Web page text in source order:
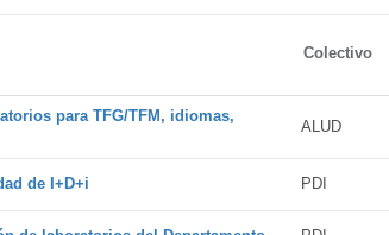
Colectivo
para TFG/TFM, idiomas,
ALUD
de I+D+i PDI